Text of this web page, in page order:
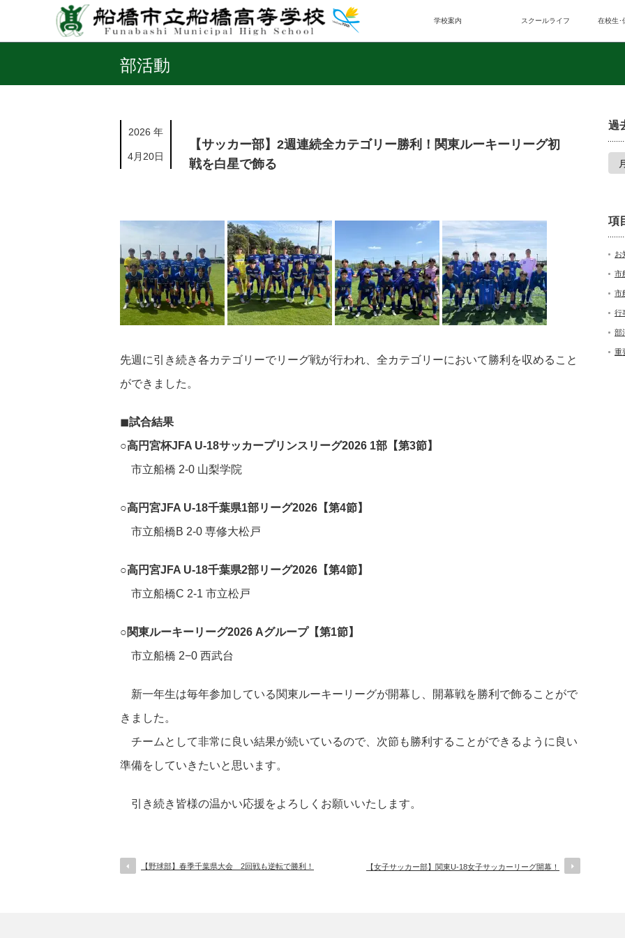
学校案内 スクールライフ 在校生･
部活動
2026 年
4月20日
【サッカー部】2週連続全カテゴリー勝利！関東ルーキーリーグ初
戦を白星で飾る
先週に引き続き各カテゴリーでリーグ戦が行われ、全カテゴリーにおいて勝利を収めること
ができました。
◼︎試合結果
○高円宮杯JFA U-18サッカープリンスリーグ2026 1部【第3節】
市立船橋 2-0 山梨学院
○高円宮JFA U-18千葉県1部リーグ2026【第4節】
市立船橋B 2-0 専修大松戸
○高円宮JFA U-18千葉県2部リーグ2026【第4節】
市立船橋C 2-1 市立松戸
○関東ルーキーリーグ2026 Aグループ【第1節】
市立船橋 2−0 西武台
新一年生は毎年参加している関東ルーキーリーグが開幕し、開幕戦を勝利で飾ることがで
きました。
チームとして非常に良い結果が続いているので、次節も勝利することができるように良い
準備をしていきたいと思います。
引き続き皆様の温かい応援をよろしくお願いいたします。
【野球部】春季千葉県大会 2回戦も逆転で勝利！ 【女子サッカー部】関東U-18女子サッカーリーグ開幕！
過
項
お
市
市
行
部
重